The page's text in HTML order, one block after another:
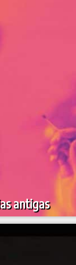
antigas